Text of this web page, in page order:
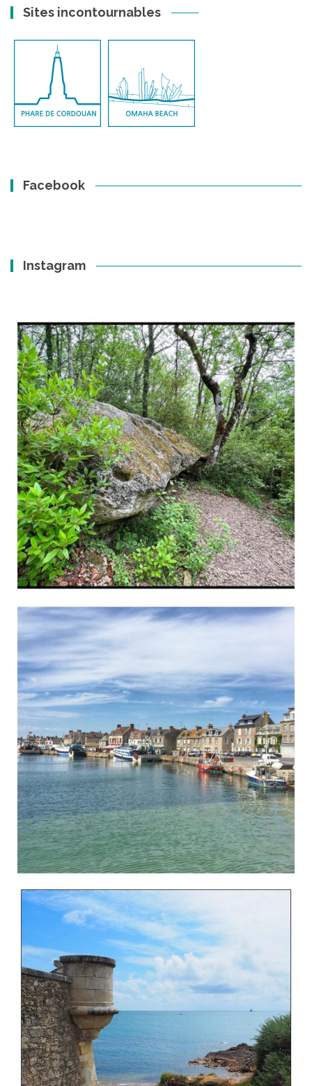
Sites incontournables
Facebook
Instagram